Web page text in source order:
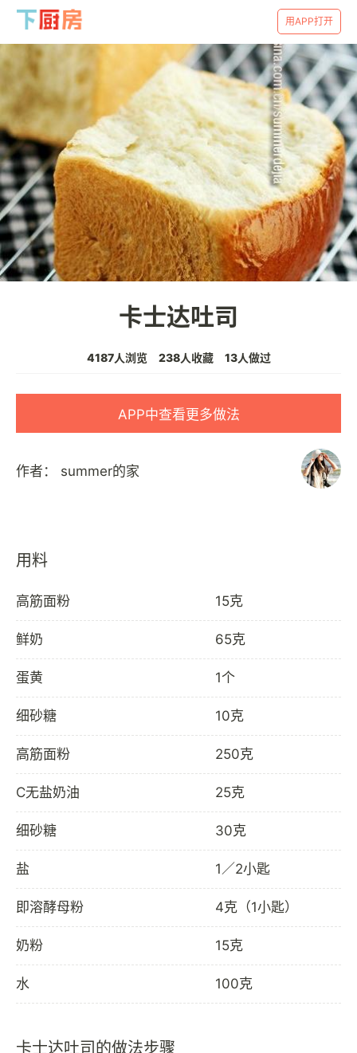
用APP打开
卡士达吐司
4187人浏览 238人收藏 13人做过
APP中查看更多做法
作者： summer的家
用料
高筋面粉 15克
鲜奶 65克
蛋黄 1个
细砂糖 10克
高筋面粉 250克
C无盐奶油 25克
细砂糖 30克
盐 1／2小匙
即溶酵母粉 4克（1小匙）
奶粉 15克
水 100克
卡士达吐司的做法步骤